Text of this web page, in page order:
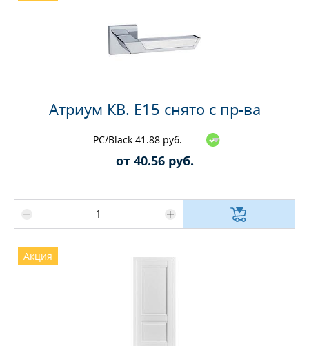
Атриум КВ. E15 снято с пр-ва
PC/Black 41.88 руб.
от 40.56 руб.
Акция